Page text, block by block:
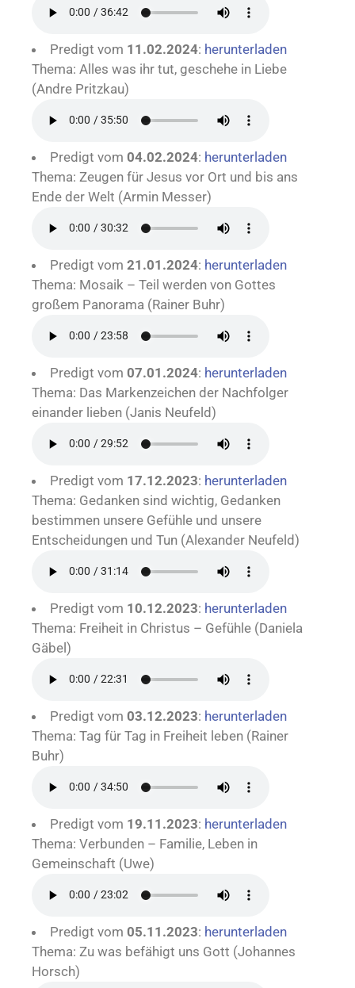
Predigt vom 11.02.2024: herunterladen
Thema: Alles was ihr tut, geschehe in Liebe
(Andre Pritzkau)
Predigt vom 04.02.2024: herunterladen
Thema: Zeugen für Jesus vor Ort und bis ans
Ende der Welt (Armin Messer)
Predigt vom 21.01.2024: herunterladen
Thema: Mosaik – Teil werden von Gottes
großem Panorama (Rainer Buhr)
Predigt vom 07.01.2024: herunterladen
Thema: Das Markenzeichen der Nachfolger
einander lieben (Janis Neufeld)
Predigt vom 17.12.2023: herunterladen
Thema: Gedanken sind wichtig, Gedanken
bestimmen unsere Gefühle und unsere
Entscheidungen und Tun (Alexander Neufeld)
Predigt vom 10.12.2023: herunterladen
Thema: Freiheit in Christus – Gefühle (Daniela
Gäbel)
Predigt vom 03.12.2023: herunterladen
Thema: Tag für Tag in Freiheit leben (Rainer
Buhr)
Predigt vom 19.11.2023: herunterladen
Thema: Verbunden – Familie, Leben in
Gemeinschaft (Uwe)
Predigt vom 05.11.2023: herunterladen
Thema: Zu was befähigt uns Gott (Johannes
Horsch)